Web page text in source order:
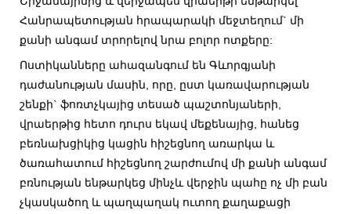
Հանրապետության հրապարակի մեջտեղում` մի
քանի անգամ տրորելով նրա բոլոր ոտքերը:
Ոստիկանները ահազանգում են Գևորգյանի
դաժանության մասին, որը, ըստ կառավարության
շենքի` ֆոռտչկայից տեսած պաշտոնյաների,
վրաերթից հետո դուրս եկավ մեքենայից, հանեց
բեռնախցիկից կացին հիշեցնող առարկա և
ծառահատում հիշեցնող շարժումով մի քանի անգամ
բռնության ենթարկեց մինչև վերջին պահը ոչ մի բան
չկասկածող և պաղպաղակ ուտող քաղաքացի